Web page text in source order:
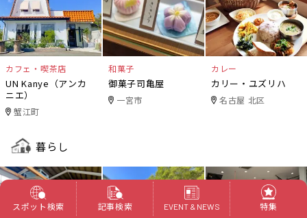
カフェ・喫茶店
UN Kanye（アンカ
ニエ）
蟹江町
和菓子
御菓子司亀屋
一宮市
カレー
カリー・ユズリハ
名古屋 北区
暮らし
スポット検索 記事検索 EVENT & NEWS 特集